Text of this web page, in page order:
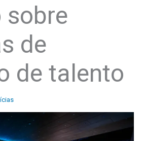
sobre
de
de talento